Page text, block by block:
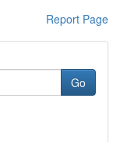
Report Page
Go